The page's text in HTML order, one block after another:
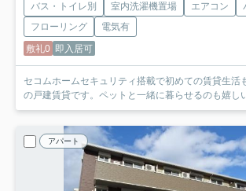
バス・トイレ別 室内洗濯機置場 エアコン
フローリング
電気有
敷礼0 即入居可
セコムホームセキュリティ搭載で初めての賃貸生活
の戸建賃貸です。ペットと一緒に暮らせるのも嬉し
アパート